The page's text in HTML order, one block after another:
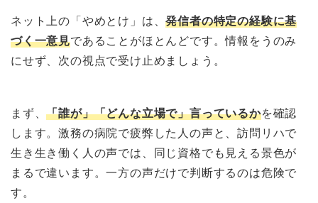
ネット上の「やめとけ」は、発信者の特定の経験に基
づく一意見であることがほとんどです。情報をうのみ
にせず、次の視点で受け止めましょう。
まず、「誰が」「どんな立場で」言っているかを確認
します。激務の病院で疲弊した人の声と、訪問リハで
生き生き働く人の声では、同じ資格でも見える景色が
まるで違います。一方の声だけで判断するのは危険で
す。